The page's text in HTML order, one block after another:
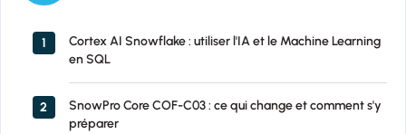
1
Cortex AI Snowflake : utiliser l'IA et le Machine Learning
en SQL
2
SnowPro Core COF-C03 : ce qui change et comment s'y
préparer